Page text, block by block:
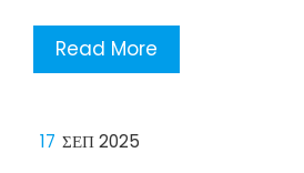
Read More
17 ΣΕΠ 2025